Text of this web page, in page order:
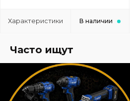
Характеристики В наличии
Часто ищут